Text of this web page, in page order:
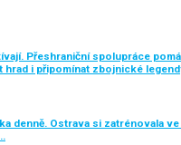
Přeshraniční spolupráce
hrad i připomínat zbojnické
denně. Ostrava si zatrénovala